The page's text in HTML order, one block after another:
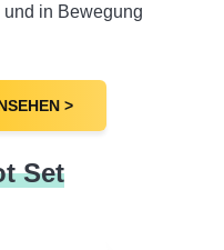
in Bewegung
>
Set